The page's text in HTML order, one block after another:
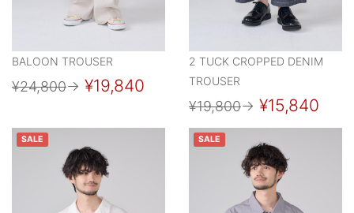
BALOON TROUSER
¥24,800→ ¥19,840
2 TUCK CROPPED DENIM
TROUSER
¥19,800→ ¥15,840
SALE SALE